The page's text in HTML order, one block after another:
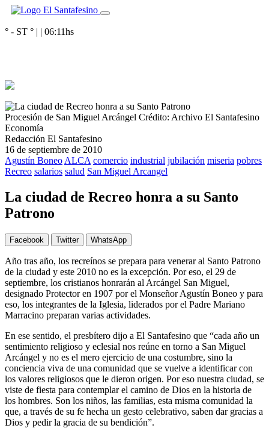
° - ST ° | | 06:11hs
Procesión de San Miguel Arcángel Crédito: Archivo El Santafesino
Economía
Redacción El Santafesino
16 de septiembre de 2010
Agustín Boneo ALCA comercio industrial jubilación miseria pobres
Recreo salarios salud San Miguel Arcangel
La ciudad de Recreo honra a su Santo
Patrono
Facebook Twitter WhatsApp
Año tras año, los recreínos se prepara para venerar al Santo Patrono
de la ciudad y este 2010 no es la excepción. Por eso, el 29 de
septiembre, los cristianos honrarán al Arcángel San Miguel,
designado Protector en 1907 por el Monseñor Agustín Boneo y para
eso, los integrantes de la Iglesia, liderados por el Padre Mariano
Marracino preparan varias actividades.
En ese sentido, el presbítero dijo a El Santafesino que “cada año un
sentimiento religioso y eclesial nos reúne en torno a San Miguel
Arcángel y no es el mero ejercicio de una costumbre, sino la
conciencia viva de una comunidad que se vuelve a identificar con
los valores religiosos que le dieron origen. Por eso nuestra ciudad, se
viste de fiesta para contemplar el camino de Dios en la historia de
los hombres. Son los niños, las familias, esta misma comunidad la
que, a través de su fe hecha un gesto celebrativo, saben dar gracias a
Dios y pedir la gracia de su bendición”.